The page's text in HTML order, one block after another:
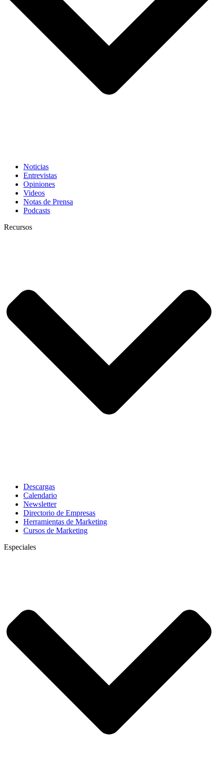
Noticias
Entrevistas
Opiniones
Videos
Notas de Prensa
Podcasts
Recursos
Descargas
Calendario
Newsletter
Directorio de Empresas
Herramientas de Marketing
Cursos de Marketing
Especiales